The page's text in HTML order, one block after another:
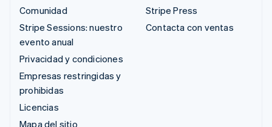
Comunidad
Stripe Sessions: nuestro
evento anual
Privacidad y condiciones
Empresas restringidas y
prohibidas
Licencias
Mapa del sitio
Stripe Press
Contacta con ventas